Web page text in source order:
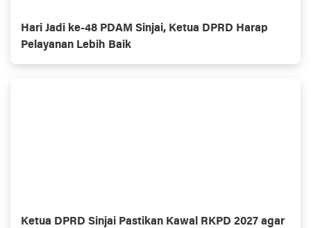
Hari Jadi ke-48 PDAM Sinjai, Ketua DPRD Harap
Pelayanan Lebih Baik
Ketua DPRD Sinjai Pastikan Kawal RKPD 2027 agar